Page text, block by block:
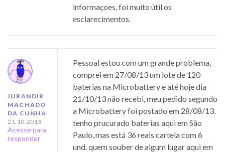
informaçoes, foi muito útil os
esclarecimentos.
JURANDIR
MACHADO
DA CUNHA
21.10.2013
Acesse para
responder
Pessoal estou com um grande problema,
comprei em 27/08/13 um lote de 120
baterias na Microbattery e até hoje dia
21/10/13 não recebi, meu pedido segundo
a Microbattery foi postado em 28/08/13.
tenho prucurado baterias aqui em São
Paulo, mas está 36 reais cartela com 6
und. quem souber de algum lugar aqui em